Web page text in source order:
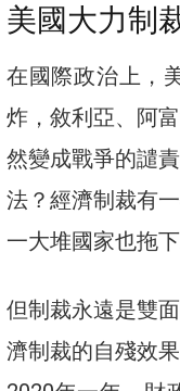
美國大力制
在國際政治上，
炸，敘利亞、阿
然變成戰爭的譴
法？經濟制裁有
一大堆國家也拖下
但制裁永遠是雙
濟制裁的自殘效